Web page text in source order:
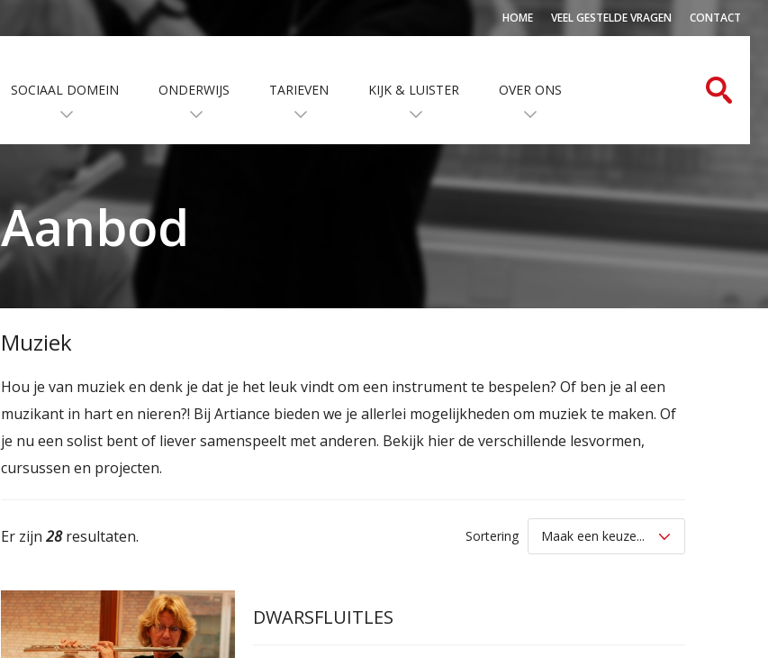
HOME VEEL GESTELDE VRAGEN CONTACT
SOCIAAL DOMEIN ONDERWIJS TARIEVEN KIJK & LUISTER OVER ONS
Aanbod
Muziek
Hou je van muziek en denk je dat je het leuk vindt om een instrument te bespelen? Of ben je al een
muzikant in hart en nieren?! Bij Artiance bieden we je allerlei mogelijkheden om muziek te maken. Of
je nu een solist bent of liever samenspeelt met anderen. Bekijk hier de verschillende lesvormen,
cursussen en projecten.
Er zijn 28resultaten. Sortering
DWARSFLUITLES